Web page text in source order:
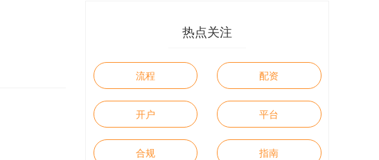
热点关注
流程 配资
开户 平台
合规 指南